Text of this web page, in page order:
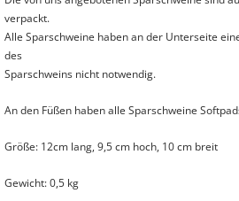
verpackt.
Alle Sparschweine haben an der Unterseite
des
Sparschweins nicht notwendig.
An den Füßen haben alle Sparschweine
Größe: 12cm lang, 9,5 cm hoch, 10 cm breit
Gewicht: 0,5 kg